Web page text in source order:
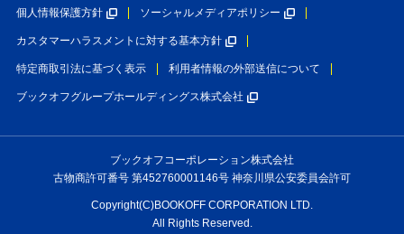
個人情報保護方針 ソーシャルメディアポリシー
カスタマーハラスメントに対する基本方針
特定商取引法に基づく表示 利用者情報の外部送信について
ブックオフグループホールディングス株式会社
ブックオフコーポレーション株式会社
古物商許可番号 第452760001146号 神奈川県公安委員会許可
Copyright(C)BOOKOFF CORPORATION LTD.
All Rights Reserved.